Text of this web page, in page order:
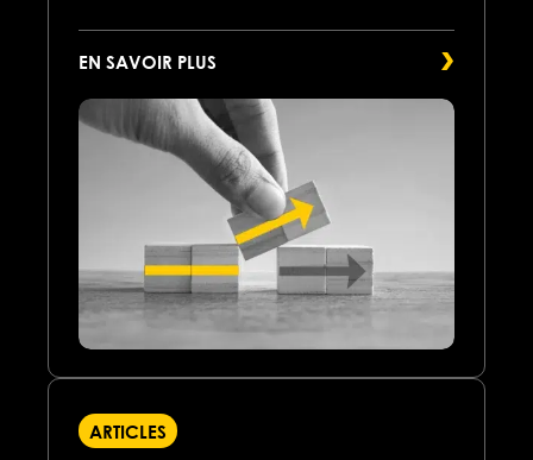
EN SAVOIR PLUS
ARTICLES